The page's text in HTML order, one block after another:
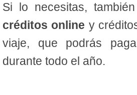
Si lo necesitas,
créditos online y
viaje, que podrás
durante todo el año.